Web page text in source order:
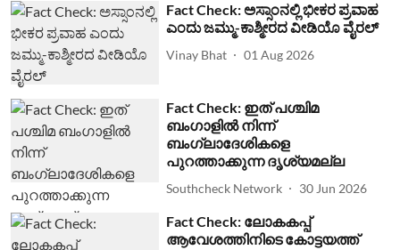
Fact Check: ಅಸ್ಸಾಂನಲ್ಲಿ ಭೀಕರ ಪ್ರವಾಹ
ಎಂದು ಜಮ್ಮು-ಕಾಶ್ಮೀರದ ವೀಡಿಯೊ ವೈರಲ್
Vinay Bhat 01 Aug 2026
Fact Check: ഇത് പശ്ചിമ
ബംഗാളില്‍ നിന്ന്
ബംഗ്ലാദേശികളെ
പുറത്താക്കുന്ന ദൃശ്യമല്ല
Southcheck Network 30 Jun 2026
Fact Check: ലോകകപ്പ്
ആവേശത്തിനിടെ കോട്ടയത്ത്